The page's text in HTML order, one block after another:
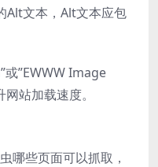
Alt文本，Alt文本应包
或”EWWW Image
站加载速度。
哪些页面可以抓取，